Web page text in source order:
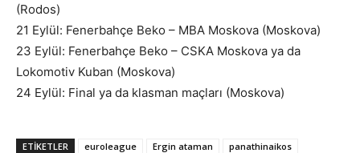
(Rodos)
21 Eylül: Fenerbahçe Beko – MBA Moskova (Moskova)
23 Eylül: Fenerbahçe Beko – CSKA Moskova ya da
Lokomotiv Kuban (Moskova)
24 Eylül: Final ya da klasman maçları (Moskova)
ETIKETLER euroleague Ergin ataman
panathinaikos